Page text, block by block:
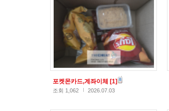
포켓몬카드,계좌이체 [1]
조회 1,062 2026.07.03